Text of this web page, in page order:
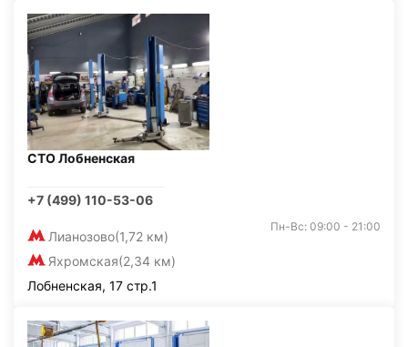
СТО Лобненская
+7 (499) 110-53-06
Лианозово(1,72 км)
Яхромская(2,34 км)
Пн-Вс: 09:00 - 21:00
Лобненская, 17 стр.1